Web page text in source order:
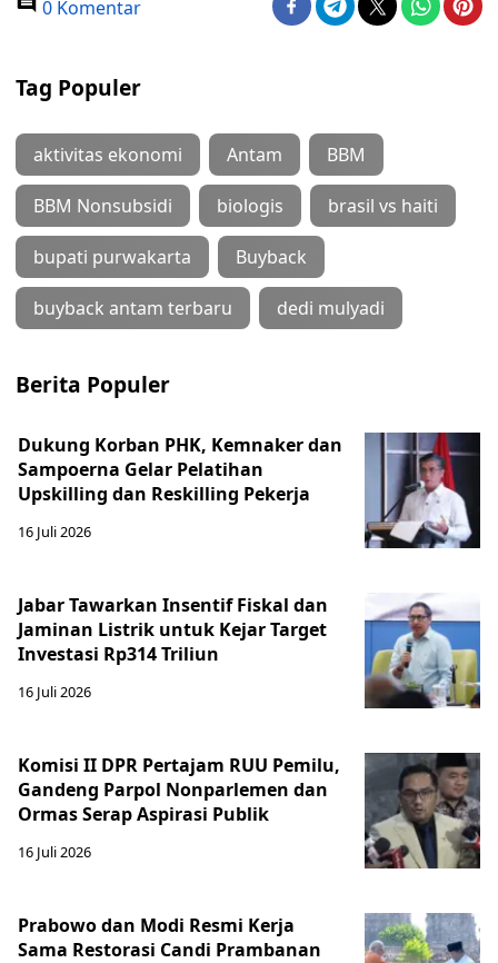
0 Komentar
Tag Populer
aktivitas ekonomi Antam BBM
BBM Nonsubsidi biologis brasil vs haiti
bupati purwakarta Buyback
buyback antam terbaru dedi mulyadi
Berita Populer
Dukung Korban PHK, Kemnaker dan
Sampoerna Gelar Pelatihan
Upskilling dan Reskilling Pekerja
16 Juli 2026
Jabar Tawarkan Insentif Fiskal dan
Jaminan Listrik untuk Kejar Target
Investasi Rp314 Triliun
16 Juli 2026
Komisi II DPR Pertajam RUU Pemilu,
Gandeng Parpol Nonparlemen dan
Ormas Serap Aspirasi Publik
16 Juli 2026
Prabowo dan Modi Resmi Kerja
Sama Restorasi Candi Prambanan